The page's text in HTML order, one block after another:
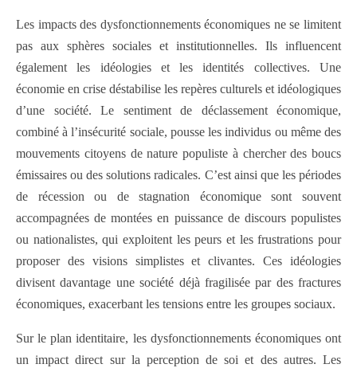
Les impacts des dysfonctionnements économiques ne se limitent
pas aux sphères sociales et institutionnelles. Ils influencent
également les idéologies et les identités collectives. Une
économie en crise déstabilise les repères culturels et idéologiques
d’une société. Le sentiment de déclassement économique,
combiné à l’insécurité sociale, pousse les individus ou même des
mouvements citoyens de nature populiste à chercher des boucs
émissaires ou des solutions radicales. C’est ainsi que les périodes
de récession ou de stagnation économique sont souvent
accompagnées de montées en puissance de discours populistes
ou nationalistes, qui exploitent les peurs et les frustrations pour
proposer des visions simplistes et clivantes. Ces idéologies
divisent davantage une société déjà fragilisée par des fractures
économiques, exacerbant les tensions entre les groupes sociaux.
Sur le plan identitaire, les dysfonctionnements économiques ont
un impact direct sur la perception de soi et des autres. Les